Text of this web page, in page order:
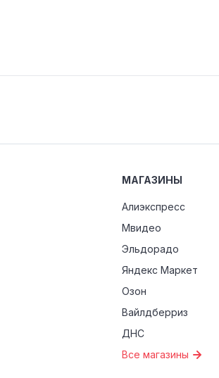
МАГАЗИНЫ
Алиэкспресс
Мвидео
Эльдорадо
Яндекс Маркет
Озон
Вайлдберриз
ДНС
Все магазины